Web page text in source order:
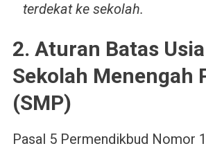
terdekat ke sekolah.
2. Aturan Batas
Sekolah Menengah
(SMP)
Pasal 5 Permendikbud Nomor